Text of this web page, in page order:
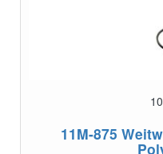
11M-875